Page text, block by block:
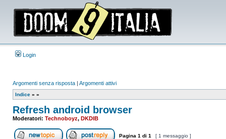
Login
Argomenti senza risposta | Argomenti attivi
Indice » »
Refresh android browser
Moderatori: Technoboyz, DKDIB
Pagina 1 di 1 [ 1 messaggio ]